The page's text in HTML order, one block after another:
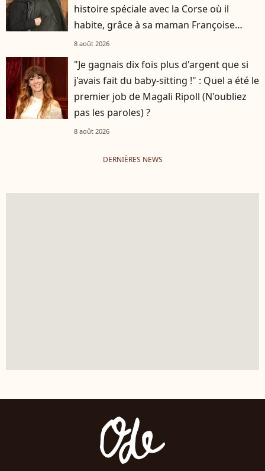
histoire spéciale avec la Corse où il
habite, grâce à sa maman Françoise
Hardy
8 août 2026
"Je gagnais dix fois plus d'argent que si
j'avais fait du baby-sitting !" : Quel a été le
premier job de Magali Ripoll (N'oubliez
pas les paroles) ?
8 août 2026
DERNIÈRES NEWS